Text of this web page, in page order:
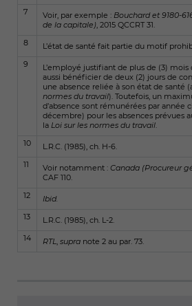
7
Voir, par exemple : Bouchard et 9180-
de la capitale), 2015 QCCRT 31.
8
L’état de santé fait partie du motif
9
L’employé justifiant de plus de (3)
aussi bénéficier de deux (2) jours de
une absence reliée à son état de santé
normes du travail). Toutefois, un
d’absence sont rémunérées par année
décembre) pour les absences prévues
la Loi sur les normes du travail.
10
L.R.C. (1985), ch. H-6.
11
Voir notamment : Canada (Procureur
CAF 110.
12
Ibid.
13
L.R.C. (1985), ch. L-2.
14
RTL, supra note 2 au par. 73.